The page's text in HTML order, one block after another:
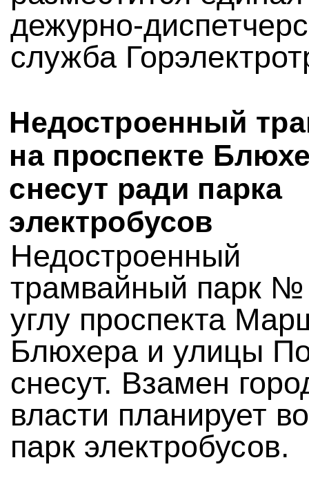
дежурно-
служба
Недостроенный
на проспекте
снесут ради парка
электробусов
Недостроенный
трамвайный парк №
углу проспекта
Блюхера и улицы
снесут. Взамен
власти планирует
парк электробусов.